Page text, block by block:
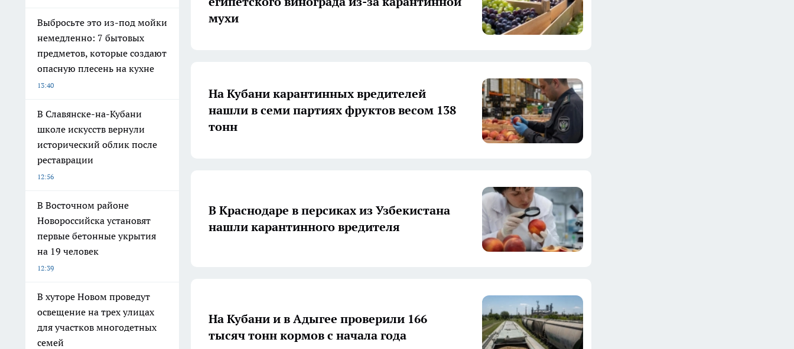
Выбросьте это из-под мойки
немедленно: 7 бытовых
предметов, которые создают
опасную плесень на кухне
13:40
В Славянске-на-Кубани
школе искусств вернули
исторический облик после
реставрации
12:56
В Восточном районе
Новороссийска установят
первые бетонные укрытия
на 19 человек
12:39
В хуторе Новом проведут
освещение на трех улицах
для участков многодетных
семей
мухи
На Кубани карантинных вредителей
нашли в семи партиях фруктов весом 138
тонн
В Краснодаре в персиках из Узбекистана
нашли карантинного вредителя
На Кубани и в Адыгее проверили 166
тысяч тонн кормов с начала года